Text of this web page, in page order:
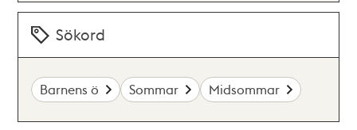
Sökord
Barnens ö Sommar Midsommar